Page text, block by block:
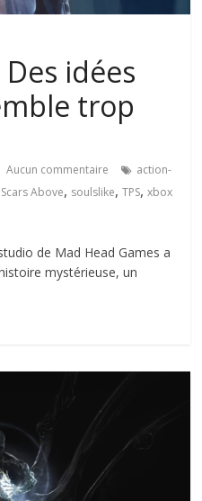
idées
trop
Aucun commentaire
action-
Scars Above, soulslike,TPS,xbox
de Mad Head Games a
mystérieuse, un